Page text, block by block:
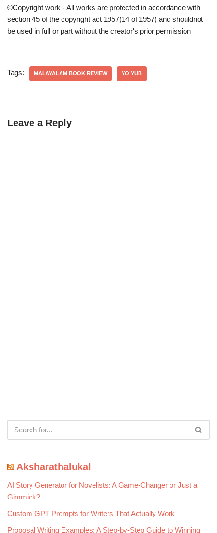
©Copyright work - All works are protected in accordance with
section 45 of the copyright act 1957(14 of 1957) and shouldnot
be used in full or part without the creator's prior permission
Tags: MALAYALAM BOOK REVIEW YO YUB
Leave a Reply
Aksharathalukal
AI Story Generator for Novelists: A Game-Changer or Just a
Gimmick?
Custom GPT Prompts for Writers That Actually Work
Proposal Writing Examples: A Step-by-Step Guide to Winning